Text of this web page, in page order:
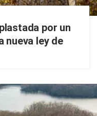
por un
nueva ley de